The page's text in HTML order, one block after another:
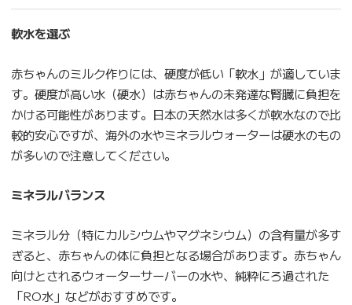
軟水を選ぶ
赤ちゃんのミルク作りには、硬度が低い「軟水」が適していま
す。硬度が高い水（硬水）は赤ちゃんの未発達な腎臓に負担を
かける可能性があります。日本の天然水は多くが軟水なので比
較的安心ですが、海外の水やミネラルウォーターは硬水のもの
が多いので注意してください。
ミネラルバランス
ミネラル分（特にカルシウムやマグネシウム）の含有量が多す
ぎると、赤ちゃんの体に負担となる場合があります。赤ちゃん
向けとされるウォーターサーバーの水や、純粋にろ過された
「RO水」などがおすすめです。